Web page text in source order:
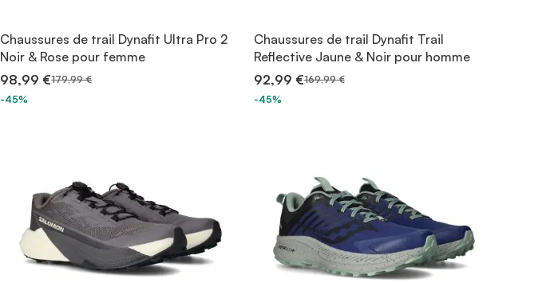
Chaussures de trail Dynafit Ultra Pro 2
Noir & Rose pour femme
98,99 €179,99 €
-45%
Chaussures de trail Dynafit Trail
Reflective Jaune & Noir pour homme
92,99 €169,99 €
-45%